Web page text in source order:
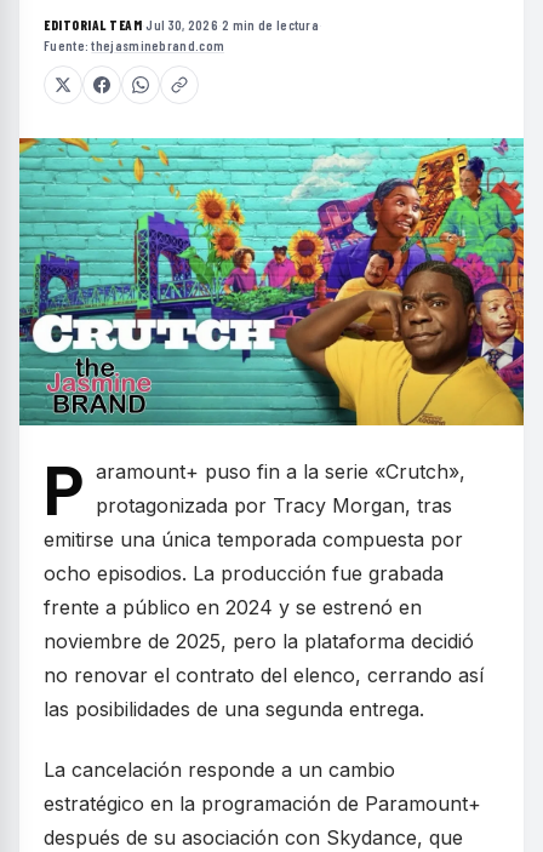
EDITORIAL TEAM·Jul 30, 2026·2 min de lectura·
Fuente:thejasminebrand.com
P aramount+ puso fin a la serie «Crutch»,
protagonizada por Tracy Morgan, tras
emitirse una única temporada compuesta por
ocho episodios. La producción fue grabada
frente a público en 2024 y se estrenó en
noviembre de 2025, pero la plataforma decidió
no renovar el contrato del elenco, cerrando así
las posibilidades de una segunda entrega.
La cancelación responde a un cambio
estratégico en la programación de Paramount+
después de su asociación con Skydance, que